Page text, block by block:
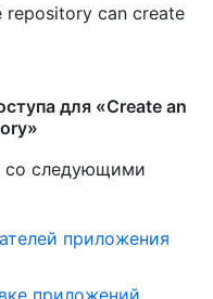
repository can create
для «Create an
со следующими
приложения
приложений